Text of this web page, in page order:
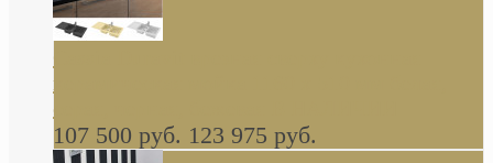
керамическая мойка 1160 x 510 мм белая,
серая, черная, бежевая В НАЛИЧИИ
107 500 руб. 123 975 руб.